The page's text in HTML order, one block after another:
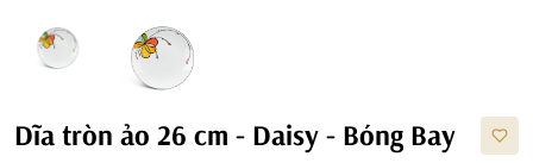
Dĩa tròn ảo 26 cm - Daisy - Bóng Bay